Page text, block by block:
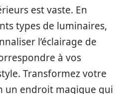
est vaste. En
types de luminaires,
l’éclairage de
à vos
Transformez votre
un endroit magique qui